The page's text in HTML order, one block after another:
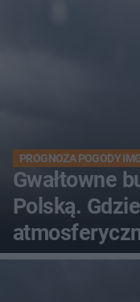
PROGNOZA POGODY
Gwałtowne
Polską.